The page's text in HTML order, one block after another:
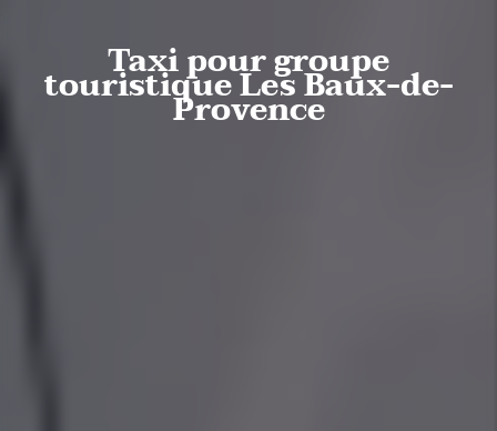
Taxi pour groupe
touristique Les Baux-de-
Provence